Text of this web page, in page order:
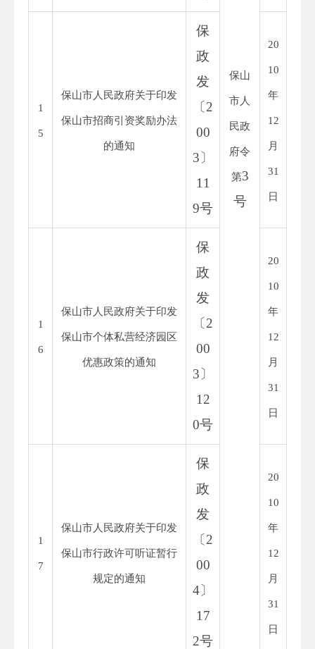
保山
市人
民政
府令
第3
号
1
5
保山市人民政府关于印发
保山市招商引资奖励办法
的通知
保
政
发
〔 2
00
3 〕
11
9号
20
10
年
12
月
31
日
1
6
保山市人民政府关于印发
保山市个体私营经济园区
优惠政策的通知
保
政
发
〔 2
00
3 〕
12
0号
20
10
年
12
月
31
日
1
7
保山市人民政府关于印发
保山市行政许可听证暂行
规定的通知
保
政
发
〔 2
00
4〕
17
2号
20
10
年
12
月
31
日